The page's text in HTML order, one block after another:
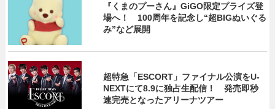
『くまのプーさん』GiGO限定プライズ登
場へ！ 100周年を記念し“超BIGぬいぐる
み”など展開
超特急「ESCORT」ファイナル公演をU-
NEXTにて8.9に独占生配信！ 発売即秒
速完売となったアリーナツアー